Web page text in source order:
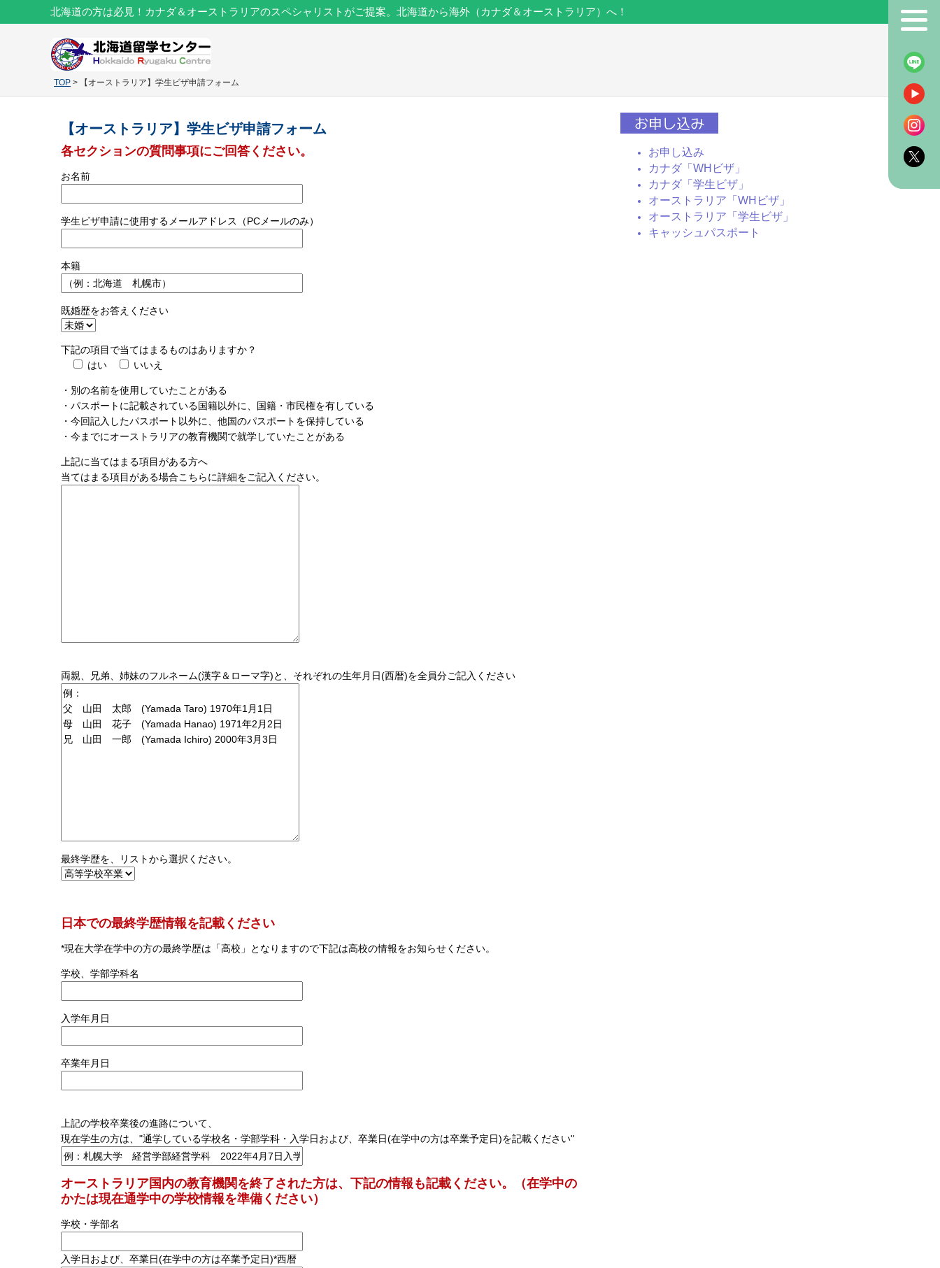
北海道の方は必見！カナダ＆オーストラリアのスペシャリストがご提案。北海道から海外（カナダ＆オーストラリア）へ！
TOP > 【オーストラリア】学生ビザ申請フォーム
【オーストラリア】学生ビザ申請フォーム
各セクションの質問事項にご回答ください。
お名前
学生ビザ申請に使用するメールアドレス（PCメールのみ）
本籍
既婚歴をお答えください
下記の項目で当てはまるものはありますか？
はい
いいえ
・別の名前を使用していたことがある
・パスポートに記載されている国籍以外に、国籍・市民権を有している
・今回記入したパスポート以外に、他国のパスポートを保持している
・今までにオーストラリアの教育機関で就学していたことがある
上記に当てはまる項目がある方へ
当てはまる項目がある場合こちらに詳細をご記入ください。
両親、兄弟、姉妹のフルネーム(漢字＆ローマ字)と、それぞれの生年月日(西暦)を全員分ご記入ください
最終学歴を、リストから選択ください。
日本での最終学歴情報を記載ください
*現在大学在学中の方の最終学歴は「高校」となりますので下記は高校の情報をお知らせください。
学校、学部学科名
入学年月日
卒業年月日
上記の学校卒業後の進路について、
現在学生の方は、"通学している学校名・学部学科・入学日および、卒業日(在学中の方は卒業予定日)を記載ください"
オーストラリア国内の教育機関を終了された方は、下記の情報も記載ください。（在学中の
かたは現在通学中の学校情報を準備ください）
学校・学部名
入学日および、卒業日(在学中の方は卒業予定日)*西暦
お申し込み
お申し込み
カナダ「WHビザ」
カナダ「学生ビザ」
オーストラリア「WHビザ」
オーストラリア「学生ビザ」
キャッシュパスポート